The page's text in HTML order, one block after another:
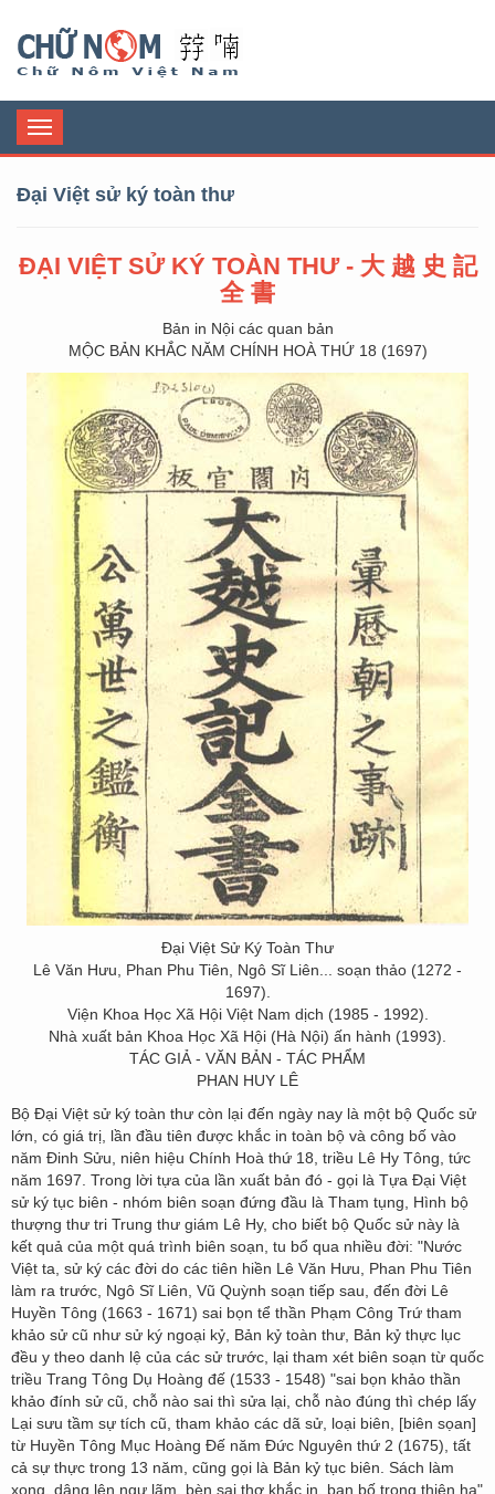
Toggle
navigation
Đại Việt sử ký toàn thư
ĐẠI VIỆT SỬ KÝ TOÀN THƯ - 大 越 史 記
全 書
Bản in Nội các quan bản
MỘC BẢN KHẮC NĂM CHÍNH HOÀ THỨ 18 (1697)
Đại Việt Sử Ký Toàn Thư
Lê Văn Hưu, Phan Phu Tiên, Ngô Sĩ Liên... soạn thảo (1272 -
1697).
Viện Khoa Học Xã Hội Việt Nam dịch (1985 - 1992).
Nhà xuất bản Khoa Học Xã Hội (Hà Nội) ấn hành (1993).
TÁC GIẢ - VĂN BẢN - TÁC PHẨM
PHAN HUY LÊ
Bộ Đại Việt sử ký toàn thư còn lại đến ngày nay là một bộ Quốc sử
lớn, có giá trị, lần đầu tiên được khắc in toàn bộ và công bố vào
năm Đinh Sửu, niên hiệu Chính Hoà thứ 18, triều Lê Hy Tông, tức
năm 1697. Trong lời tựa của lần xuất bản đó - gọi là Tựa Đại Việt
sử ký tục biên - nhóm biên soạn đứng đầu là Tham tụng, Hình bộ
thượng thư tri Trung thư giám Lê Hy, cho biết bộ Quốc sử này là
kết quả của một quá trình biên soạn, tu bổ qua nhiều đời: "Nước
Việt ta, sử ký các đời do các tiên hiền Lê Văn Hưu, Phan Phu Tiên
làm ra trước, Ngô Sĩ Liên, Vũ Quỳnh soạn tiếp sau, đến đời Lê
Huyền Tông (1663 - 1671) sai bọn tể thần Phạm Công Trứ tham
khảo sử cũ như sử ký ngoại kỷ, Bản kỷ toàn thư, Bản kỷ thực lục
đều y theo danh lệ của các sử trước, lại tham xét biên soạn từ quốc
triều Trang Tông Dụ Hoàng đế (1533 - 1548) "sai bọn khảo thần
khảo đính sử cũ, chỗ nào sai thì sửa lại, chỗ nào đúng thì chép lấy
Lại sưu tầm sự tích cũ, tham khảo các dã sử, loại biên, [biên sọan]
từ Huyền Tông Mục Hoàng Đế năm Đức Nguyên thứ 2 (1675), tất
cả sự thực trong 13 năm, cũng gọi là Bản kỷ tục biên. Sách làm
xong, dâng lên ngự lãm, bèn sai thợ khắc in, ban bố trong thiên hạ"